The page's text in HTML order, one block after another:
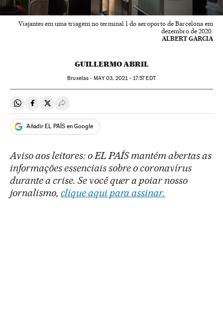
Viajantes em uma triagem no terminal 1 do aeroporto de Barcelona em
dezembro de 2020.
ALBERT GARCIA
GUILLERMO ABRIL
Bruxelas -MAY03, 2021 - 17:57EDT
Compartir en Whatsapp
Compartir en Facebook
Compartir en Twitter
Desplegar Redes Sociales
Añadir EL PAÍS en Google
Aviso aos leitores: o EL PAÍS mantém abertas as
informações essenciais sobre o coronavírus
durante a crise. Se você quer a poiar nosso
jornalismo, clique aqui para assinar.